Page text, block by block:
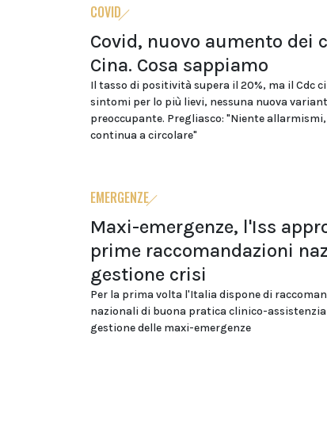
COVID
Covid, nuovo aumento dei
Cina. Cosa sappiamo
Il tasso di positività supera il 20%, ma il Cdc
sintomi per lo più lievi, nessuna nuova
preoccupante. Pregliasco: "Niente
continua a circolare"
EMERGENZE
Maxi-emergenze, l'Iss
prime raccomandazioni
gestione crisi
Per la prima volta l'Italia dispone di
nazionali di buona pratica clinico-
gestione delle maxi-emergenze